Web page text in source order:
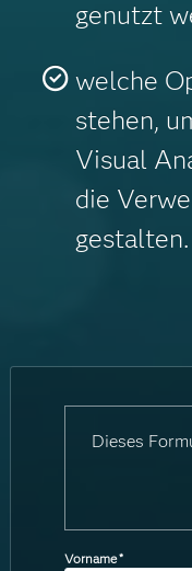
genutzt
welche
stehen,
Visual
die
gestalten.
Dieses
Vorname*